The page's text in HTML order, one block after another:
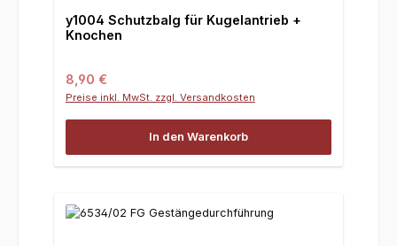
y1004 Schutzbalg für Kugelantrieb +
Knochen
Regulärer Preis:
8,90 €
Preise inkl. MwSt. zzgl. Versandkosten
In den Warenkorb